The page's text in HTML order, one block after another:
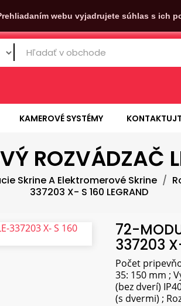
webu vyjadrujete súhlas s ich
KAMEROVÉ SYSTÉMY
ROZVÁDZAČ
Skrine A Elektromerové Skrine
337203 X- S 160 LEGRAND
72-
337203
Počet
35: 150 mm ;
(bez dverí)
(s dvermi) ;